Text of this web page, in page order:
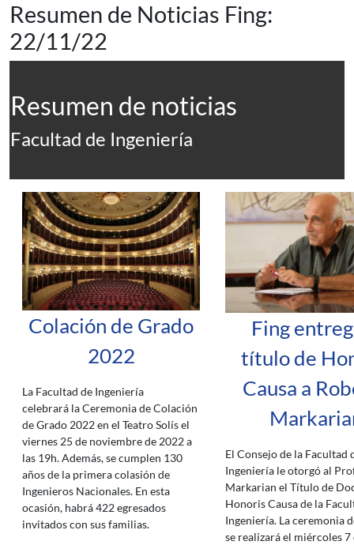
Resumen de Noticias Fing:
22/11/22
Resumen de noticias
Facultad de Ingeniería
Colación de Grado
2022
La Facultad de Ingeniería
celebrará la Ceremonia de Colación
de Grado 2022 en el Teatro Solís el
viernes 25 de noviembre de 2022 a
las 19h. Además, se cumplen 130
años de la primera colasión de
Ingenieros Nacionales. En esta
ocasión, habrá 422 egresados
invitados con sus familias.
Fing
título de
Causa a
El Consejo de la Facultad
Ingeniería le otorgó al
Markarian el Título de
Honoris Causa de la
Ingeniería. La ceremonia
se realizará el miércoles 7